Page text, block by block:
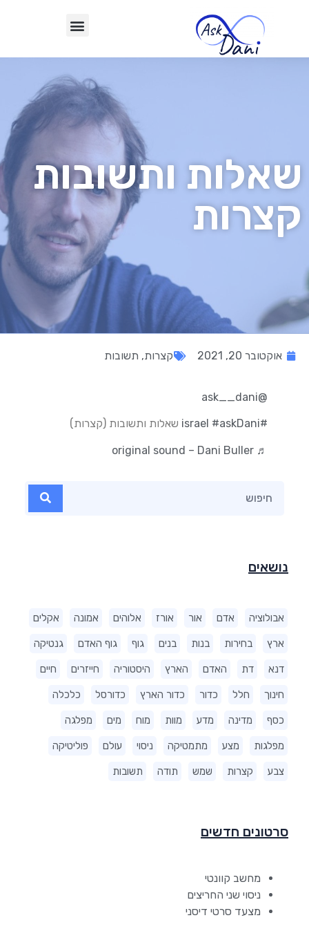
שאלות ותשובות
קצרות
נושאים
אבולוציה אדם אור אורז אלוהים אמונה אקלים
ארץ בחירות בנות בנים גוף גוף האדם גנטיקה
דנא דת האדם הארץ היסטוריה חייזרים חיים
חינוך חלל כדור כדור הארץ כדורסל כלכלה
כסף מדינה מדע מוות מוח מים מפלגה
מפלגות מצע מתמטיקה ניסוי עולם פוליטיקה
צבע קצרות שמש תודה תשובות
סרטונים חדשים
מחשב קוונטי
ניסוי שני החריצים
מצעד סרטי דיסני
אוקטובר 20, 2021 קצרות, תשובות
@ask__dani
#israel
#askDani שאלות ותשובות (קצרות)
♬ original sound – Dani Buller